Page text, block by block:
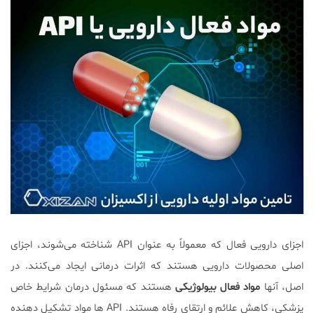
اجزای دارویی فعال که معمولاً به عنوان API شناخته می‌شوند، اجزای
اصلی محصولات دارویی هستند که اثرات درمانی ایجاد می‌کنند. در
اصل، آنها مواد فعال بیولوژیکی هستند که مسئول درمان شرایط خاص
پزشکی، کاهش علائم و ارتقای رفاه هستند. API ها مواد تشکیل دهنده